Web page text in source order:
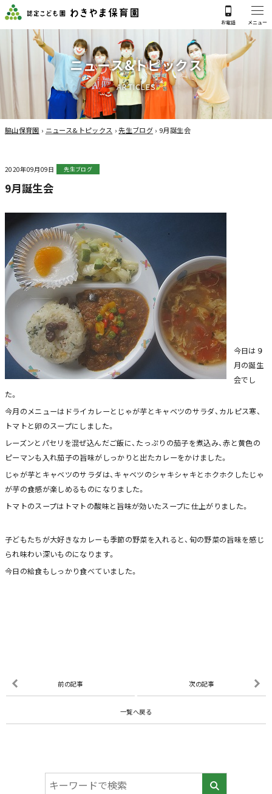
ニュース&トピックス
ARTICLES
脇山保育園 › ニュース&トピックス ›先生ブログ › 9月誕生会
2020年09月09日 先生ブログ
9月誕生会
今日は９
月の誕生
会でし
た。
今月のメニューはドライカレーとじゃが芋とキャベツのサラダ、カルピス寒、
トマトと卵のスープにしました。
レーズンとパセリを混ぜ込んだご飯に、たっぷりの茄子を煮込み、赤と黄色の
ピーマンも入れ茄子の旨味がしっかりと出たカレーをかけました。
じゃが芋とキャベツのサラダは、キャベツのシャキシャキとホクホクしたじゃ
が芋の食感が楽しめるものになりました。
トマトのスープはトマトの酸味と旨味が効いたスープに仕上がりました。
子どもたちが大好きなカレーも季節の野菜を入れると、旬の野菜の旨味を感じ
られ味わい深いものになります。
今日の給食もしっかり食べていました。
前の記事 次の記事
一覧へ戻る